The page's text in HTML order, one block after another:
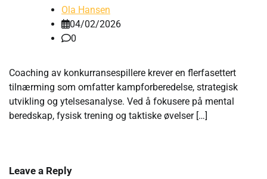
Ola Hansen
04/02/2026
0
Coaching av konkurransespillere krever en flerfasettert
tilnærming som omfatter kampforberedelse, strategisk
utvikling og ytelsesanalyse. Ved å fokusere på mental
beredskap, fysisk trening og taktiske øvelser […]
Leave a Reply